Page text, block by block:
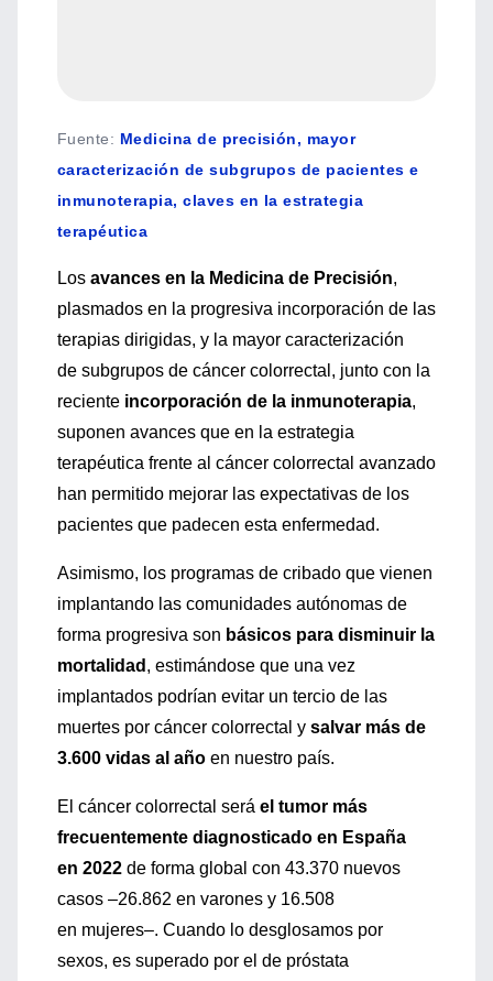
Fuente: Medicina de precisión, mayor
caracterización de subgrupos de pacientes e
inmunoterapia, claves en la estrategia
terapéutica
Los avances en la Medicina de Precisión,
plasmados en la progresiva incorporación de las
terapias dirigidas, y la mayor caracterización
de subgrupos de cáncer colorrectal, junto con la
reciente incorporación de la inmunoterapia,
suponen avances que en la estrategia
terapéutica frente al cáncer colorrectal avanzado
han permitido mejorar las expectativas de los
pacientes que padecen esta enfermedad.
Asimismo, los programas de cribado que vienen
implantando las comunidades autónomas de
forma progresiva son básicos para disminuir la
mortalidad , estimándose que una vez
implantados podrían evitar un tercio de las
muertes por cáncer colorrectal y salvar más de
3.600 vidas al año en nuestro país.
El cáncer colorrectal será el tumor más
frecuentemente diagnosticado en España
en 2022 de forma global con 43.370 nuevos
casos –26.862 en varones y 16.508
en mujeres–. Cuando lo desglosamos por
sexos, es superado por el de próstata